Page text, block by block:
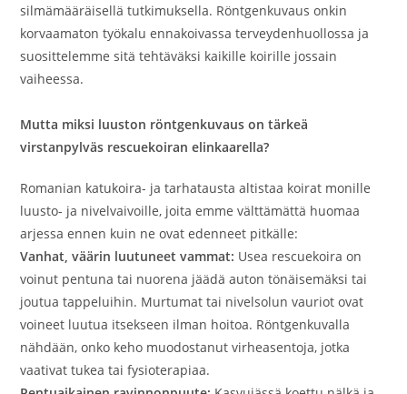
silmämääräisellä tutkimuksella. Röntgenkuvaus onkin
korvaamaton työkalu ennakoivassa terveydenhuollossa ja
suosittelemme sitä tehtäväksi kaikille koirille jossain
vaiheessa.
Mutta miksi luuston röntgenkuvaus on tärkeä
virstanpylväs rescuekoiran elinkaarella?
Romanian katukoira- ja tarhatausta altistaa koirat monille
luusto- ja nivelvaivoille, joita emme välttämättä huomaa
arjessa ennen kuin ne ovat edenneet pitkälle:
Vanhat, väärin luutuneet vammat: Usea rescuekoira on
voinut pentuna tai nuorena jäädä auton tönäisemäksi tai
joutua tappeluihin. Murtumat tai nivelsolun vauriot ovat
voineet luutua itsekseen ilman hoitoa. Röntgenkuvalla
nähdään, onko keho muodostanut virheasentoja, jotka
vaativat tukea tai fysioterapiaa.